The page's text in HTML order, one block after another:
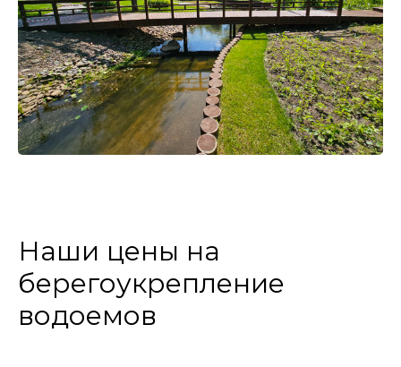
Наши цены на
берегоукрепление
водоемов